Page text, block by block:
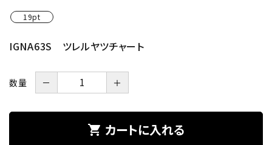
19pt
IGNA63S ツレルヤツチャート
数量 － ＋
shopping_cart カートに入れる